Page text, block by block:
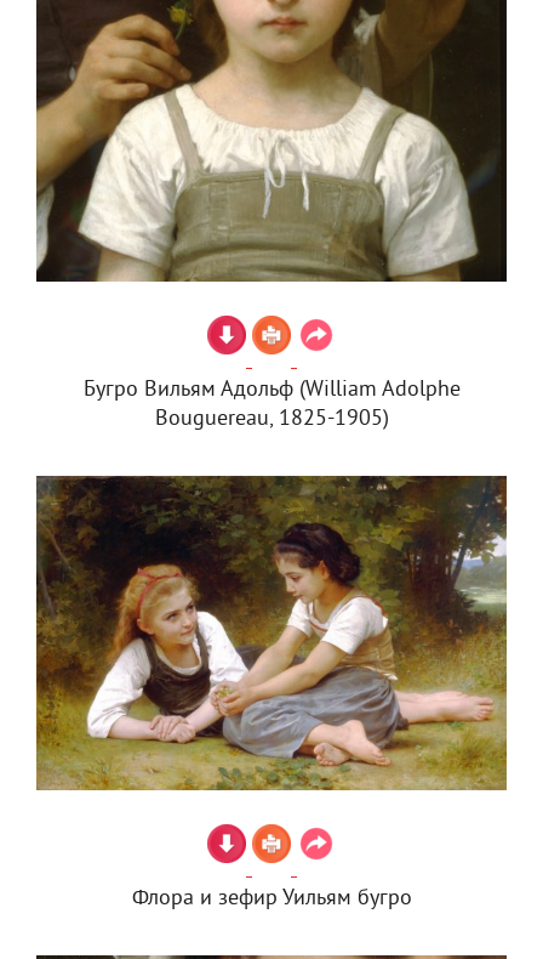
Бугро Вильям Адольф (William Adolphe
Bouguereau, 1825-1905)
Флора и зефир Уильям бугро